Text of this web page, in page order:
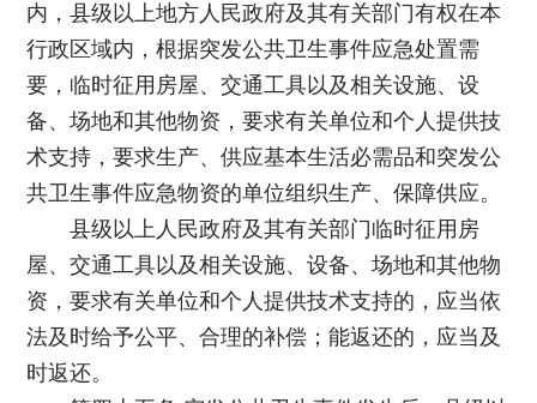
内，县级以上地方人民政府及其有关部门有权在本
行政区域内，根据突发公共卫生事件应急处置需
要，临时征用房屋、交通工具以及相关设施、设
备、场地和其他物资，要求有关单位和个人提供技
术支持，要求生产、供应基本生活必需品和突发公
共卫生事件应急物资的单位组织生产、保障供应。
县级以上人民政府及其有关部门临时征用房
屋、交通工具以及相关设施、设备、场地和其他物
资，要求有关单位和个人提供技术支持的，应当依
法及时给予公平、合理的补偿；能返还的，应当及
时返还。